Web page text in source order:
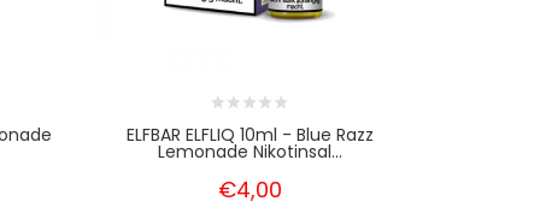
ELFBAR ELFLIQ 10ml - Blue Razz
Lemonade Nikotinsal...
€4,00